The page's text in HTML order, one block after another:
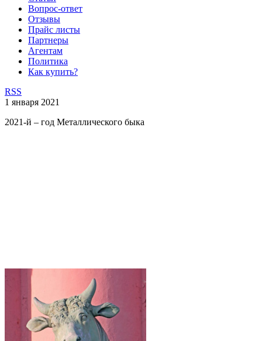
Вопрос-ответ
Отзывы
Прайс листы
Партнеры
Агентам
Политика
Как купить?
RSS
1 января 2021
2021-й – год Металлического быка